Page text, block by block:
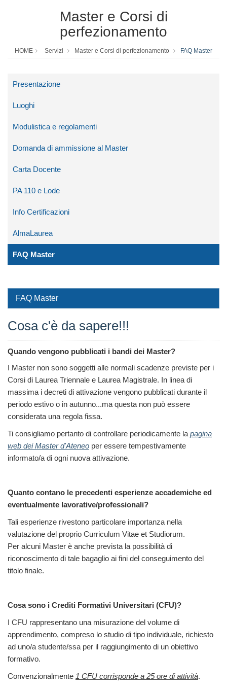
Master e Corsi di
perfezionamento
HOME Servizi Master e Corsi di perfezionamento FAQ Master
Presentazione
Luoghi
Modulistica e regolamenti
Domanda di ammissione al Master
Carta Docente
PA 110 e Lode
Info Certificazioni
AlmaLaurea
FAQ Master
FAQ Master
Cosa c'è da sapere!!!
Quando vengono pubblicati i bandi dei Master?
I Master non sono soggetti alle normali scadenze previste per i
Corsi di Laurea Triennale e Laurea Magistrale. In linea di
massima i decreti di attivazione vengono pubblicati durante il
periodo estivo o in autunno...ma questa non può essere
considerata una regola fissa.
Ti consigliamo pertanto di controllare periodicamente lapagina
web dei Master d'Ateneo per essere tempestivamente
informato/a di ogni nuova attivazione.
Quanto contano le precedenti esperienze accademiche ed
eventualmente lavorative/professionali?
Tali esperienze rivestono particolare importanza nella
valutazione del proprio Curriculum Vitae et Studiorum.
Per alcuni Master è anche prevista la possibilità di
riconoscimento di tale bagaglio ai fini del conseguimento del
titolo finale.
Cosa sono i Crediti Formativi Universitari (CFU)?
I CFU rappresentano una misurazione del volume di
apprendimento, compreso lo studio di tipo individuale, richiesto
ad uno/a studente/ssa per il raggiungimento di un obiettivo
formativo.
Convenzionalmente 1 CFU corrisponde a 25 ore di attività.